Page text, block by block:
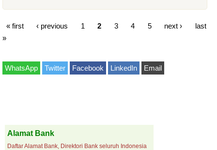
« first ‹ previous 1 2 3 4 5 next ›
last
»
WhatsApp Twitter Facebook LinkedIn Email
Alamat Bank
Daftar Alamat Bank, Direktori Bank seluruh Indonesia